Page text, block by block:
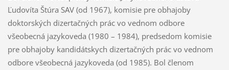
Ľudovíta Štúra SAV (od 1967), komisie pre obhajoby
doktorských dizertačných prác vo vednom odbore
všeobecná jazykoveda (1980 – 1984), predsedom komisie
pre obhajoby kandidátskych dizertačných prác vo vednom
odbore všeobecná jazykoveda (od 1985). Bol členom